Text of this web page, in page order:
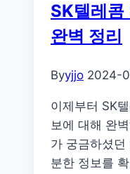
트
코
리
아
봉,
초
봉,
채
SK텔레콤
완벽 정리
Byyjjo 2024-
이제부터 SK
보에 대해 완
가 궁금하셨
분한 정보를